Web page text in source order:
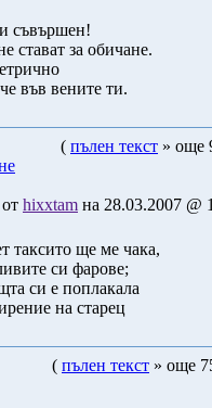
съвършен!
стават за обичане.
във вените ти.
( пълен текст » още
hixxtam на 28.03.2007 @
таксито ще ме чака,
си фарове;
си е поплакала
на старец
( пълен текст » още